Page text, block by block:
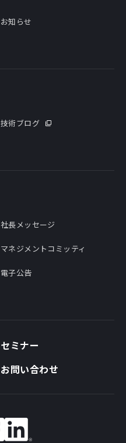
お知らせ
技術ブログ
社長メッセージ
マネジメントコミッティ
電子公告
セミナー
お問い合わせ